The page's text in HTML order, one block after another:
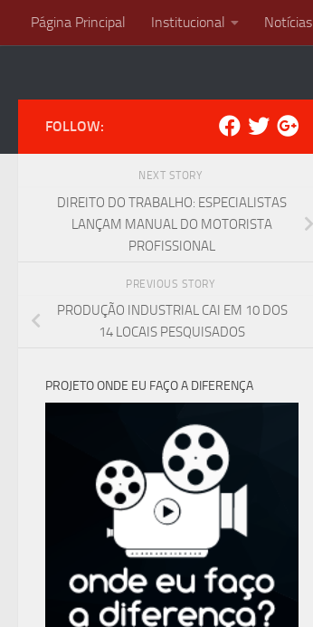
Skip to content
Página Principal Institucional Notícias
FOLLOW:
NEXT STORY
DIREITO DO TRABALHO: ESPECIALISTAS
LANÇAM MANUAL DO MOTORISTA
PROFISSIONAL
PREVIOUS STORY
PRODUÇÃO INDUSTRIAL CAI EM 10 DOS
14 LOCAIS PESQUISADOS
PROJETO ONDE EU FAÇO A DIFERENÇA